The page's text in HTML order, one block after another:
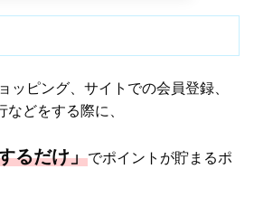
ッピング、サイトでの会員登録、
どをする際に、
るだけ」でポイントが貯まるポ